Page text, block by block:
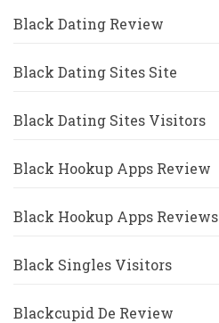
Black Dating Review
Black Dating Sites Site
Black Dating Sites Visitors
Black Hookup Apps Review
Black Hookup Apps Reviews
Black Singles Visitors
Blackcupid De Review